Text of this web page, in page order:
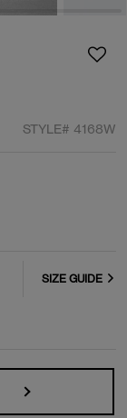
STYLE# 4168W
SIZE GUIDE